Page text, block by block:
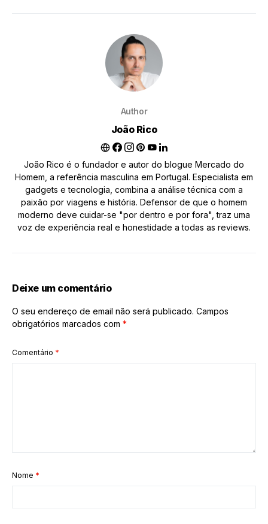
Author
João Rico
João Rico é o fundador e autor do blogue Mercado do
Homem, a referência masculina em Portugal. Especialista em
gadgets e tecnologia, combina a análise técnica com a
paixão por viagens e história. Defensor de que o homem
moderno deve cuidar-se "por dentro e por fora", traz uma
voz de experiência real e honestidade a todas as reviews.
Deixe um comentário
O seu endereço de email não será publicado. Campos
obrigatórios marcados com *
Comentário *
Nome *